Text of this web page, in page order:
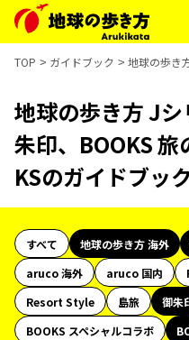
TOP ガイドブック 地球の歩き
地球の歩き方 J
朱印、BOOKS
KSのガイドブッ
すべて 地球の歩き方 海外
aruco 海外
aruco 国内
Resort Style
島旅 御朱
BOOKS スペシャルコラボ